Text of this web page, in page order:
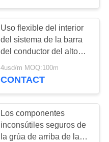
Uso flexible del interior
del sistema de la barra
del conductor del alto
del tro de la grúa de
puente del carrete poder
4usd/m MOQ:100m
CONTACT
Los componentes
inconsútiles seguros de
la grúa de arriba de la